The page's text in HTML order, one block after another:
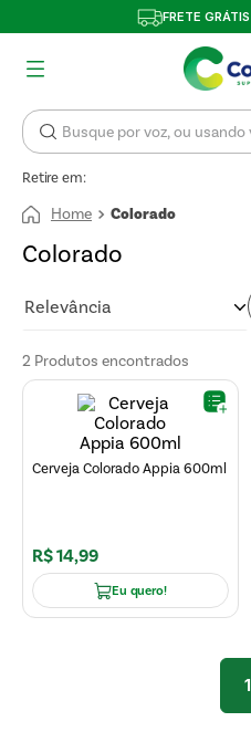
FRETE GRÁTIS
Retire em:
Colorado
Colorado
Relevância
2 Produtos
Cerveja Colorado Appia 600ml
R$14,99
Eu quero!
1